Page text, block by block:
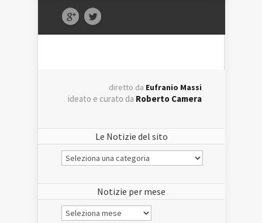
diretto da Eufranio Massi
ideato e curato da Roberto Camera
Le Notizie del sito
Le
Notizie
Notizie per mese
Notizie
per